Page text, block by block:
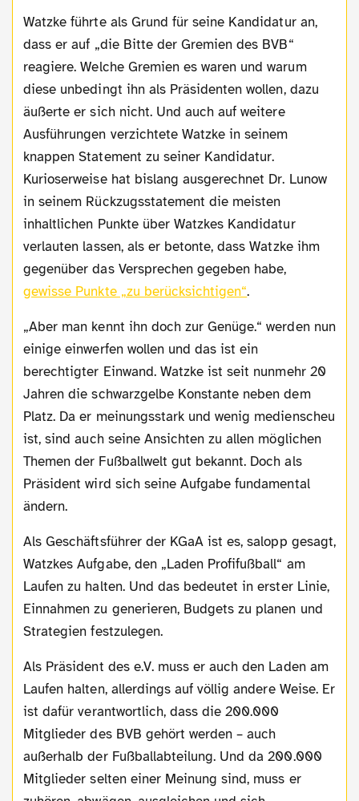
Watzke führte als Grund für seine Kandidatur an,
dass er auf „die Bitte der Gremien des BVB“
reagiere. Welche Gremien es waren und warum
diese unbedingt ihn als Präsidenten wollen, dazu
äußerte er sich nicht. Und auch auf weitere
Ausführungen verzichtete Watzke in seinem
knappen Statement zu seiner Kandidatur.
Kurioserweise hat bislang ausgerechnet Dr. Lunow
in seinem Rückzugsstatement die meisten
inhaltlichen Punkte über Watzkes Kandidatur
verlauten lassen, als er betonte, dass Watzke ihm
gegenüber das Versprechen gegeben habe,
gewisse Punkte „zu berücksichtigen“.
„Aber man kennt ihn doch zur Genüge.“ werden nun
einige einwerfen wollen und das ist ein
berechtigter Einwand. Watzke ist seit nunmehr 20
Jahren die schwarzgelbe Konstante neben dem
Platz. Da er meinungsstark und wenig medienscheu
ist, sind auch seine Ansichten zu allen möglichen
Themen der Fußballwelt gut bekannt. Doch als
Präsident wird sich seine Aufgabe fundamental
ändern.
Als Geschäftsführer der KGaA ist es, salopp gesagt,
Watzkes Aufgabe, den „Laden Profifußball“ am
Laufen zu halten. Und das bedeutet in erster Linie,
Einnahmen zu generieren, Budgets zu planen und
Strategien festzulegen.
Als Präsident des e.V. muss er auch den Laden am
Laufen halten, allerdings auf völlig andere Weise. Er
ist dafür verantwortlich, dass die 200.000
Mitglieder des BVB gehört werden – auch
außerhalb der Fußballabteilung. Und da 200.000
Mitglieder selten einer Meinung sind, muss er